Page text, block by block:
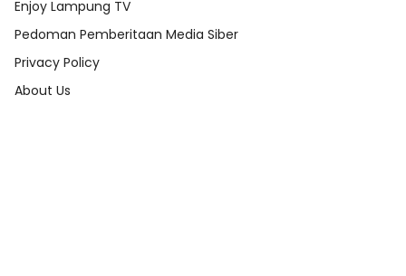
Enjoy Lampung TV
Pedoman Pemberitaan Media Siber
Privacy Policy
About Us